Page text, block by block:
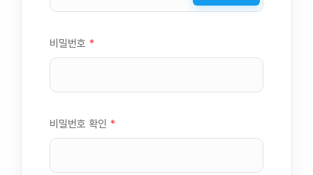
비밀번호 *
비밀번호 확인 *